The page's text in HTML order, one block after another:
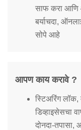
साफ करा आणि
बर्याचदा,
सोपे आहे
आपण काय करावे ?
स्टिअरिंग
डिव्हाइसेसचा
दोनदा-तपासा,